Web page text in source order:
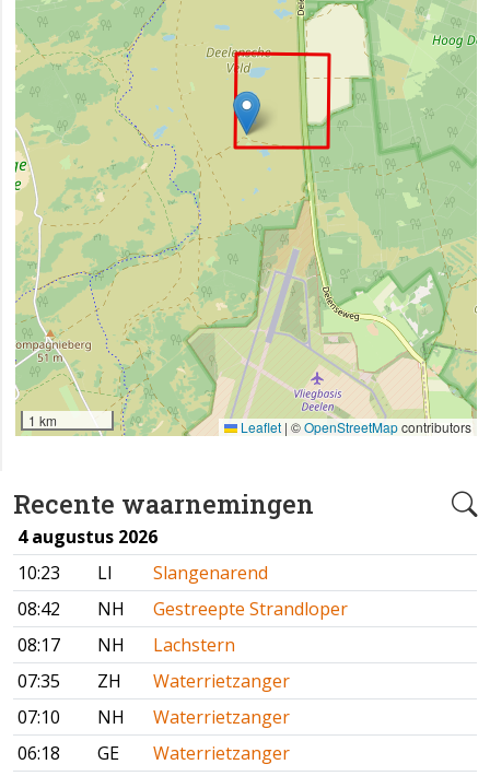
Recente waarnemingen
4 augustus 2026
10:23
LI
Slangenarend
08:42
NH
Gestreepte Strandloper
08:17
NH
Lachstern
07:35
ZH
Waterrietzanger
07:10
NH
Waterrietzanger
06:18
GE
Waterrietzanger
1 km Leaflet | ©OpenStreetMapcontributors